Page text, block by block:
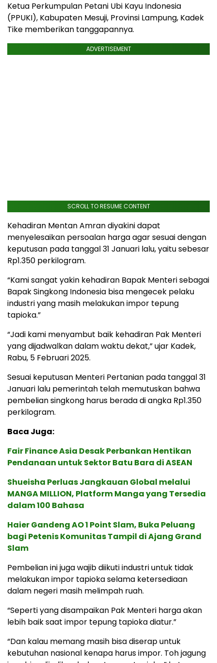
Ketua Perkumpulan Petani Ubi Kayu Indonesia
(PPUKI), Kabupaten Mesuji, Provinsi Lampung, Kadek
Tike memberikan tanggapannya.
ADVERTISEMENT
SCROLL TO RESUME CONTENT
Kehadiran Mentan Amran diyakini dapat
menyelesaikan persoalan harga agar sesuai dengan
keputusan pada tanggal 31 Januari lalu, yaitu sebesar
Rp1.350 perkilogram.
“Kami sangat yakin kehadiran Bapak Menteri sebagai
Bapak Singkong Indonesia bisa mengecek pelaku
industri yang masih melakukan impor tepung
tapioka.”
“Jadi kami menyambut baik kehadiran Pak Menteri
yang dijadwalkan dalam waktu dekat,” ujar Kadek,
Rabu, 5 Februari 2025.
Sesuai keputusan Menteri Pertanian pada tanggal 31
Januari lalu pemerintah telah memutuskan bahwa
pembelian singkong harus berada di angka Rp1.350
perkilogram.
Baca Juga:
Fair Finance Asia Desak Perbankan Hentikan
Pendanaan untuk Sektor Batu Bara di ASEAN
Shueisha Perluas Jangkauan Global melalui
MANGA MILLION, Platform Manga yang Tersedia
dalam 100 Bahasa
Haier Gandeng AO 1 Point Slam, Buka Peluang
bagi Petenis Komunitas Tampil di Ajang Grand
Slam
Pembelian ini juga wajib diikuti industri untuk tidak
melakukan impor tapioka selama ketersediaan
dalam negeri masih melimpah ruah.
“Seperti yang disampaikan Pak Menteri harga akan
lebih baik saat impor tepung tapioka diatur.”
“Dan kalau memang masih bisa diserap untuk
kebutuhan nasional kenapa harus impor. Toh jagung